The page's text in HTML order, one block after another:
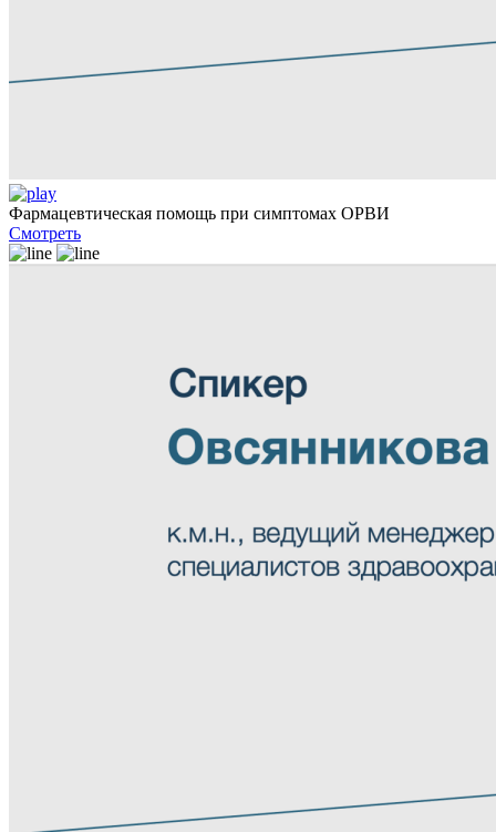
Фармацевтическая помощь при симптомах ОРВИ
Смотреть